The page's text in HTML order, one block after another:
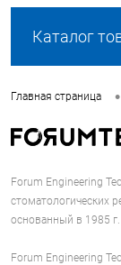
Каталог
Главная страница •
Forum Engineering
стоматологических
основанный в 1985 г.
Forum Engineering